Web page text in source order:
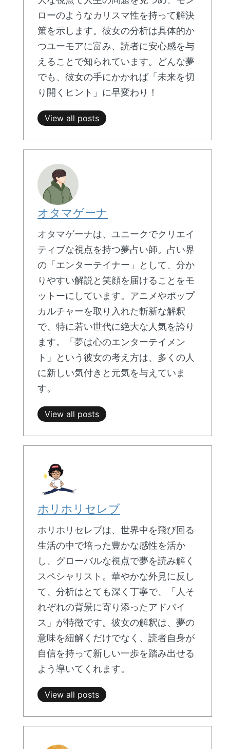
ローのようなカリスマ性を持って解決
策を示します。彼女の分析は具体的か
つユーモアに富み、読者に安心感を与
えることで知られています。どんな夢
でも、彼女の手にかかれば「未来を切
り開くヒント」に早変わり！
View all posts
オタマゲーナ
オタマゲーナは、ユニークでクリエイ
ティブな視点を持つ夢占い師。占い界
の「エンターテイナー」として、分か
りやすい解説と笑顔を届けることをモ
ットーにしています。アニメやポップ
カルチャーを取り入れた斬新な解釈
で、特に若い世代に絶大な人気を誇り
ます。「夢は心のエンターテイメン
ト」という彼女の考え方は、多くの人
に新しい気付きと元気を与えていま
す。
View all posts
ホリホリセレブ
ホリホリセレブは、世界中を飛び回る
生活の中で培った豊かな感性を活か
し、グローバルな視点で夢を読み解く
スペシャリスト。華やかな外見に反し
て、分析はとても深く丁寧で、「人そ
れぞれの背景に寄り添ったアドバイ
ス」が特徴です。彼女の解釈は、夢の
意味を紐解くだけでなく、読者自身が
自信を持って新しい一歩を踏み出せる
よう導いてくれます。
View all posts